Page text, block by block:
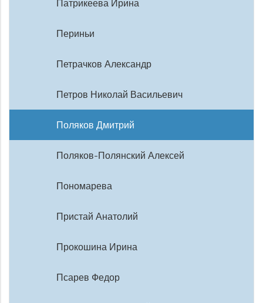
Патрикеева Ирина
Периньи
Петрачков Александр
Петров Николай Васильевич
Поляков Дмитрий
Поляков-Полянский Алексей
Пономарева
Пристай Анатолий
Прокошина Ирина
Псарев Федор